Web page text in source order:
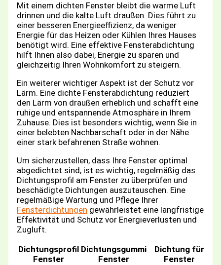
Mit einem dichten Fenster bleibt die warme Luft
drinnen und die kalte Luft draußen. Dies führt zu
einer besseren Energieeffizienz, da weniger
Energie für das Heizen oder Kühlen Ihres Hauses
benötigt wird. Eine effektive Fensterabdichtung
hilft Ihnen also dabei, Energie zu sparen und
gleichzeitig Ihren Wohnkomfort zu steigern.
Ein weiterer wichtiger Aspekt ist der Schutz vor
Lärm. Eine dichte Fensterabdichtung reduziert
den Lärm von draußen erheblich und schafft eine
ruhige und entspannende Atmosphäre in Ihrem
Zuhause. Dies ist besonders wichtig, wenn Sie in
einer belebten Nachbarschaft oder in der Nähe
einer stark befahrenen Straße wohnen.
Um sicherzustellen, dass Ihre Fenster optimal
abgedichtet sind, ist es wichtig, regelmäßig das
Dichtungsprofil am Fenster zu überprüfen und
beschädigte Dichtungen auszutauschen. Eine
regelmäßige Wartung und Pflege Ihrer
Fensterdichtungen gewährleistet eine langfristige
Effektivität und Schutz vor Energieverlusten und
Zugluft.
Dichtungsprofil
Fenster
Dichtungsgummi
Fenster
Dichtung für
Fenster